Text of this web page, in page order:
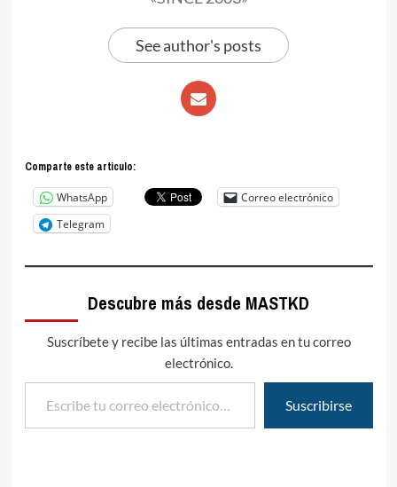
See author's posts
Comparte este articulo:
WhatsApp
Correo electrónico
Telegram
Descubre más desde MASTKD
Suscríbete y recibe las últimas entradas en tu correo
electrónico.
Escribe tu correo electrónico…
Suscribirse